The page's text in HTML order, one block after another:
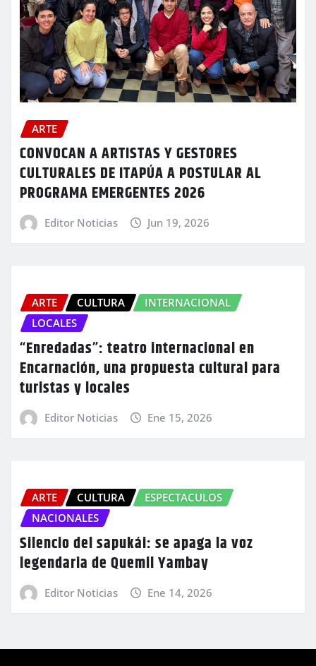
ARTE
CONVOCAN A ARTISTAS Y GESTORES
CULTURALES DE ITAPÚA A POSTULAR AL
PROGRAMA EMERGENTES 2026
Editor Noticias Jun 19, 2026
ARTE CULTURA
INTERNACIONAL
LOCALES
“Enredadas”: teatro internacional en
Encarnación, una propuesta cultural para
turistas y locales
Editor Noticias Ene 15, 2026
ARTE CULTURA
ESPECTACULOS
NACIONALES
Silencio del sapukái: se apaga la voz
legendaria de Quemil Yambay
Editor Noticias Ene 14, 2026